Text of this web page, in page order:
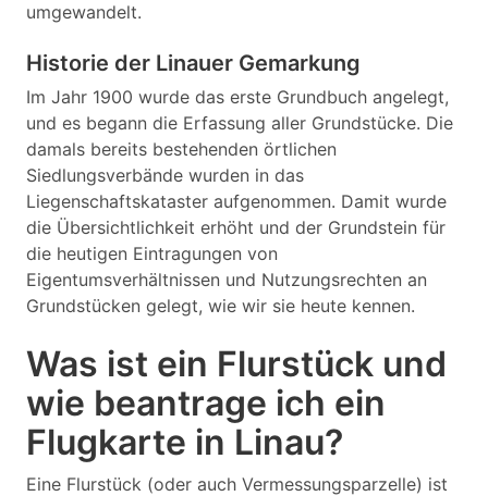
umgewandelt.
Historie der Linauer Gemarkung
Im Jahr 1900 wurde das erste Grundbuch angelegt,
und es begann die Erfassung aller Grundstücke. Die
damals bereits bestehenden örtlichen
Siedlungsverbände wurden in das
Liegenschaftskataster aufgenommen. Damit wurde
die Übersichtlichkeit erhöht und der Grundstein für
die heutigen Eintragungen von
Eigentumsverhältnissen und Nutzungsrechten an
Grundstücken gelegt, wie wir sie heute kennen.
Was ist ein Flurstück und
wie beantrage ich ein
Flugkarte in Linau?
Eine Flurstück (oder auch Vermessungsparzelle) ist